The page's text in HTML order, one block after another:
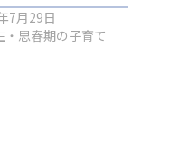
7月29日
・思春期の子育て